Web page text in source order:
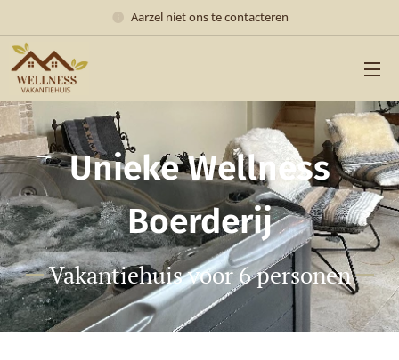
Aarzel niet ons te contacteren
Unieke Wellness
Boerderij
Vakantiehuis voor 6 personen